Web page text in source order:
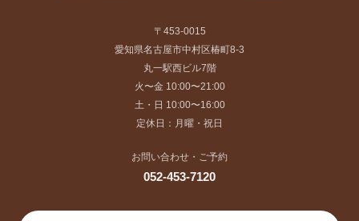
〒453-0015
愛知県名古屋市中村区椿町8-3
丸一駅西ビル7階
火〜金 10:00〜21:00
土・日 10:00〜16:00
定休日：月曜・祝日
お問い合わせ・ご予約
052-453-7120